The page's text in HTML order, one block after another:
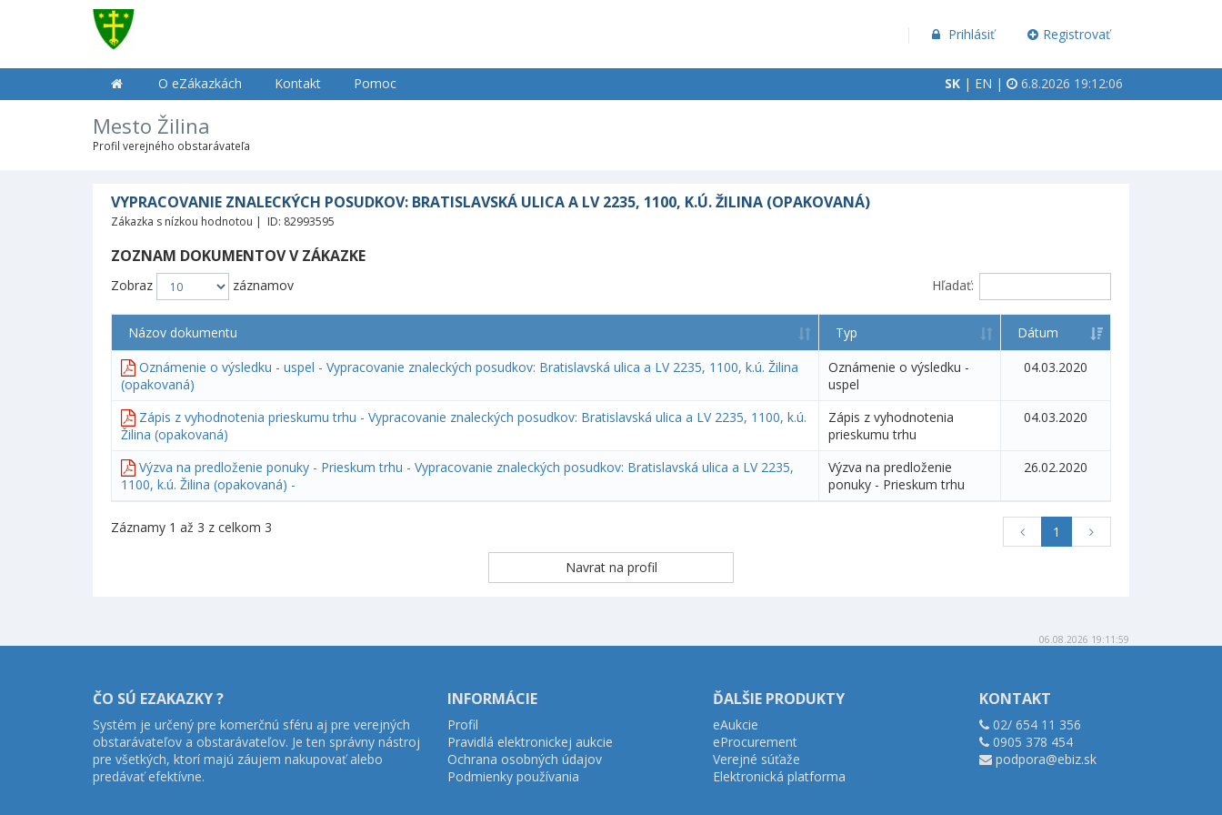
Prihlásiť Registrovať
O eZákazkách Kontakt Pomoc SK | EN | 6.8.2026 19:12:06
Mesto Žilina
Profil verejného obstarávateľa
VYPRACOVANIE ZNALECKÝCH POSUDKOV: BRATISLAVSKÁ ULICA A LV 2235, 1100, K.Ú. ŽILINA (OPAKOVANÁ)
Zákazka s nízkou hodnotou | ID: 82993595
ZOZNAM DOKUMENTOV V ZÁKAZKE
Zobraz záznamov Hľadať:
Názov dokumentu Typ
Dátum
Oznámenie o výsledku - uspel - Vypracovanie znaleckých posudkov: Bratislavská ulica a LV 2235, 1100, k.ú. Žilina
(opakovaná)
Oznámenie o výsledku -
uspel
04.03.2020
Zápis z vyhodnotenia prieskumu trhu - Vypracovanie znaleckých posudkov: Bratislavská ulica a LV 2235, 1100, k.ú.
Žilina (opakovaná)
Zápis z vyhodnotenia
prieskumu trhu
04.03.2020
Výzva na predloženie ponuky - Prieskum trhu - Vypracovanie znaleckých posudkov: Bratislavská ulica a LV 2235,
1100, k.ú. Žilina (opakovaná) -
Výzva na predloženie
ponuky - Prieskum trhu
26.02.2020
Záznamy 1 až 3 z celkom 3 1
06.08.2026 19:11:59
ČO SÚ EZAKAZKY ?
Systém je určený pre komerčnú sféru aj pre verejných
obstarávateľov a obstarávateľov. Je ten správny nástroj
pre všetkých, ktorí majú záujem nakupovať alebo
predávať efektívne.
INFORMÁCIE
Profil
Pravidlá elektronickej aukcie
Ochrana osobných údajov
Podmienky používania
ĎALŠIE PRODUKTY
eAukcie
eProcurement
Verejné súťaže
Elektronická platforma
KONTAKT
02/ 654 11 356
0905 378 454
podpora@ebiz.sk